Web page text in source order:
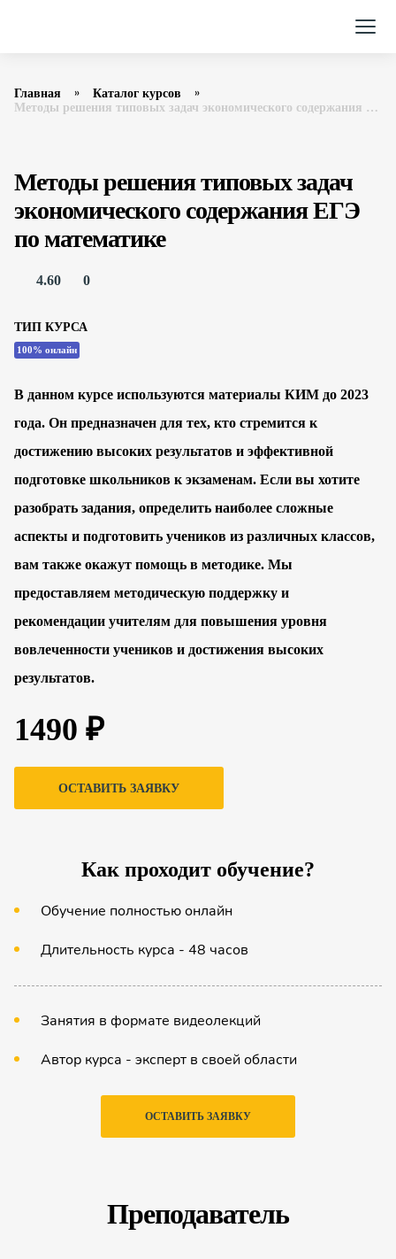
Главная
Каталог курсов
Методы решения типовых задач экономического содержания ЕГЭ по математике Фоксфорд
Методы решения типовых задач
экономического содержания ЕГЭ
по математике
4.60 0
ТИП КУРСА
100% онлайн
В данном курсе используются материалы КИМ до 2023
года. Он предназначен для тех, кто стремится к
достижению высоких результатов и эффективной
подготовке школьников к экзаменам. Если вы хотите
разобрать задания, определить наиболее сложные
аспекты и подготовить учеников из различных классов,
вам также окажут помощь в методике. Мы
предоставляем методическую поддержку и
рекомендации учителям для повышения уровня
вовлеченности учеников и достижения высоких
результатов.
1490 ₽
ОСТАВИТЬ ЗАЯВКУ
Как проходит обучение?
Обучение полностью онлайн
Длительность курса - 48 часов
Занятия в формате видеолекций
Автор курса - эксперт в своей области
ОСТАВИТЬ ЗАЯВКУ
Преподаватель